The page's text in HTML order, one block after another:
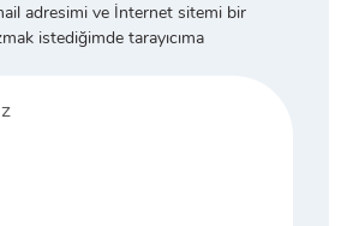
adresimi ve İnternet sitemi bir
istediğimde tarayıcıma